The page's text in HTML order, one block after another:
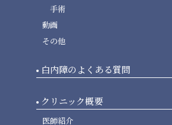
手術
動画
その他
白内障のよくある質問
クリニック概要
医師紹介